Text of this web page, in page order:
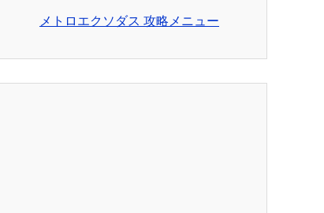
メトロエクソダス 攻略メニュー